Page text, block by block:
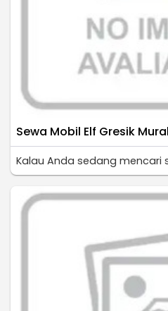
Sewa Mobil Elf Gresik
Kalau Anda sedang mencari